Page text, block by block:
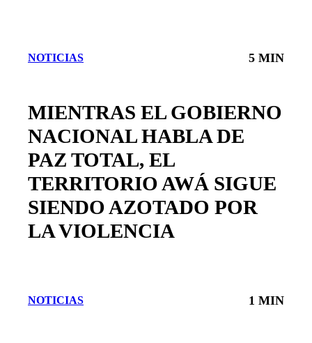
NOTICIAS 5 MIN
MIENTRAS EL GOBIERNO
NACIONAL HABLA DE
PAZ TOTAL, EL
TERRITORIO AWÁ SIGUE
SIENDO AZOTADO POR
LA VIOLENCIA
NOTICIAS 1 MIN